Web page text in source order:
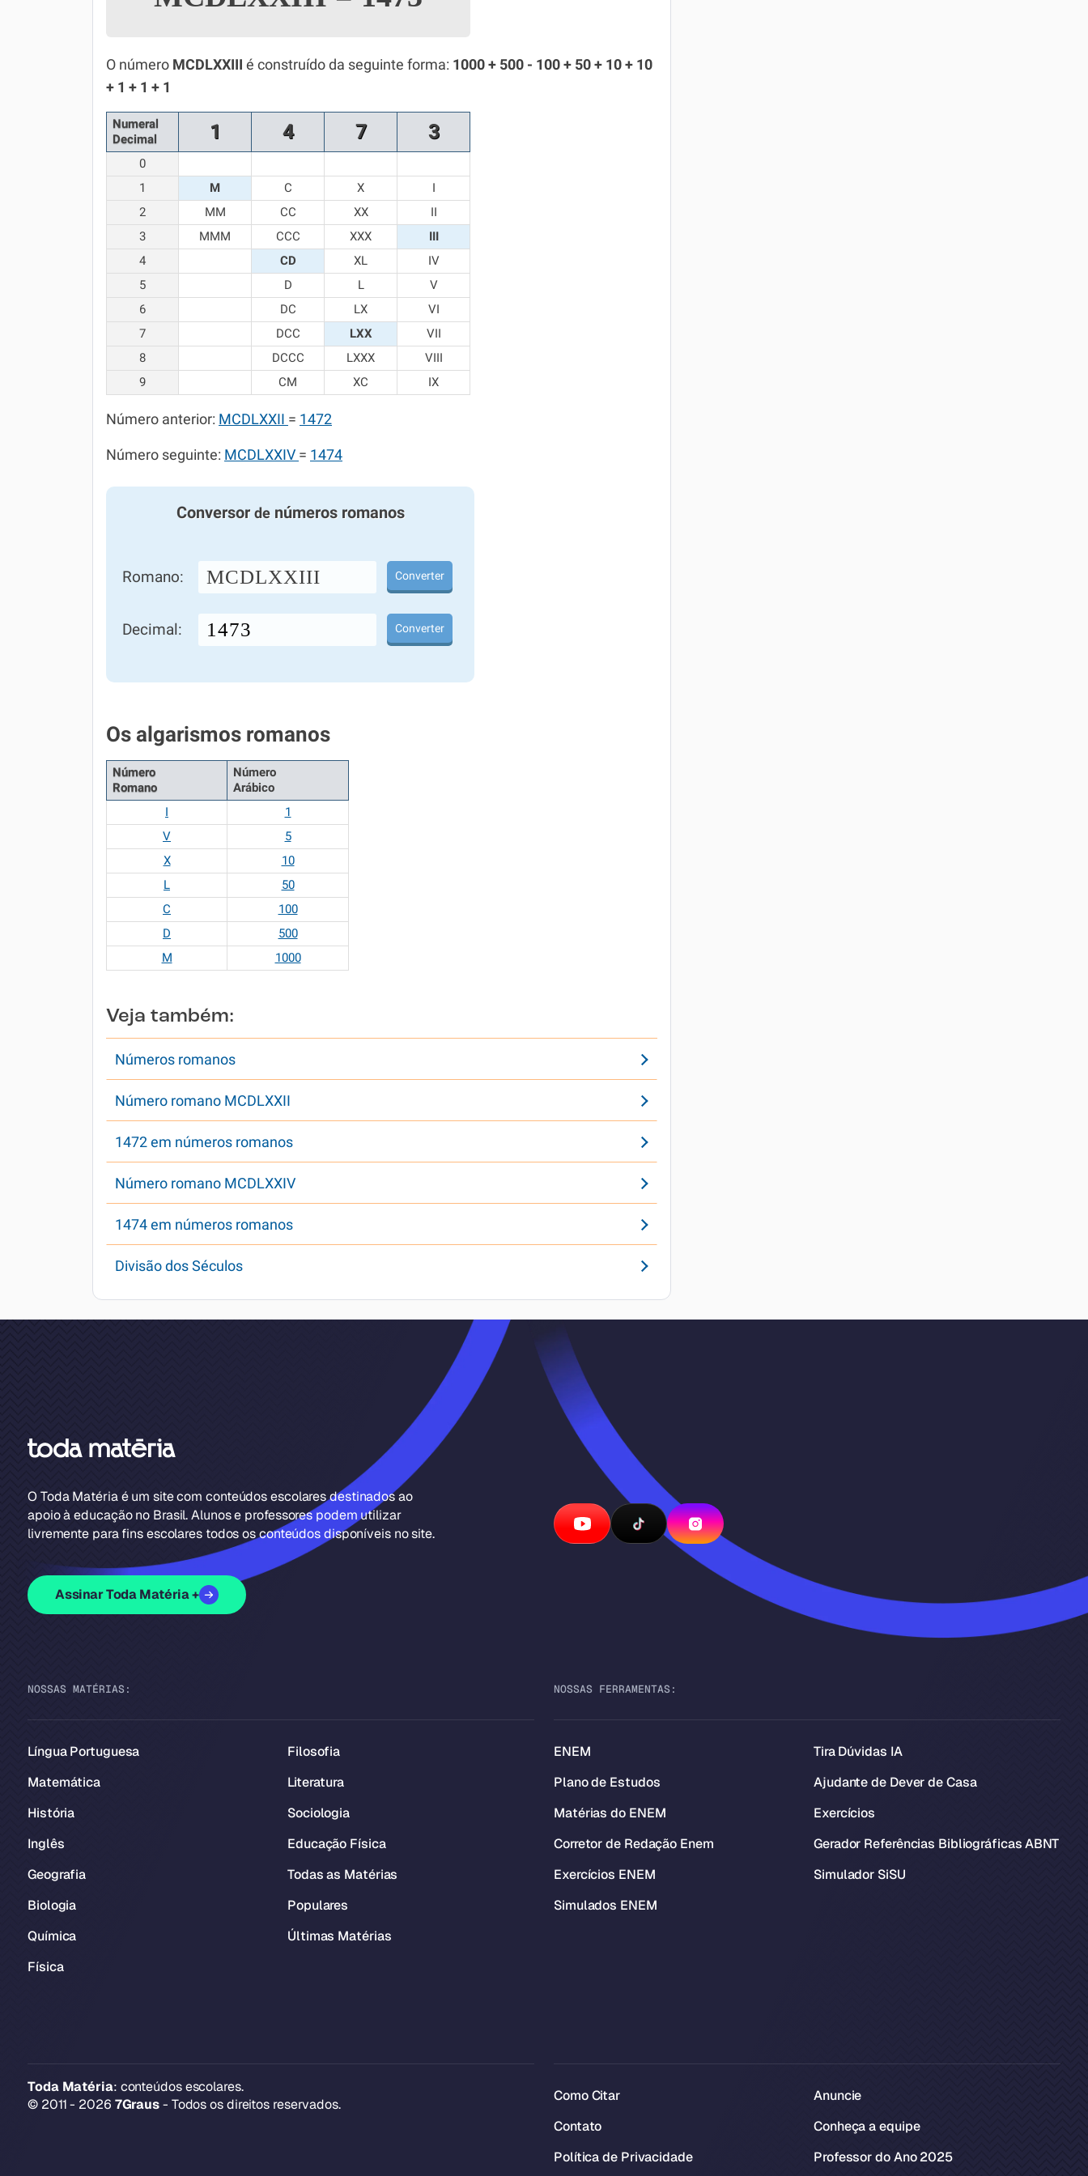
Química
Todos os Exercícios
O número MCDLXXIII é construído da seguinte forma: 1000 + 500 - 100 + 50 + 10 + 10
+ 1 + 1 + 1
Numeral
Decimal
1 4 7 3
0
1
M C X
I
2
MM CC XX
II
3
MMM CCC XXX
III
4
CD XL
IV
5
D L
V
6
DC LX
VI
7
DCC LXX
VII
8
DCCC LXXX
VIII
9
CM XC IX
Número anterior: MCDLXXII = 1472
Número seguinte: MCDLXXIV = 1474
Conversor denúmeros romanos
Romano: MCDLXXIII Converter
Decimal: Converter
Os algarismos romanos
Número
Romano
Número
Arábico
I
1
V
5
X
10
L
50
C
100
D
500
M
1000
Veja também:
Números romanos
Número romano MCDLXXII
1472 em números romanos
Número romano MCDLXXIV
1474 em números romanos
Divisão dos Séculos
O Toda Matéria é um site com conteúdos escolares destinados ao
apoio à educação no Brasil. Alunos e professores podem utilizar
livremente para fins escolares todos os conteúdos disponíveis no site.
Assinar Toda Matéria +
NOSSAS MATÉRIAS:
Língua Portuguesa
Matemática
História
Inglês
Geografia
Biologia
Química
Física
Filosofia
Literatura
Sociologia
Educação Física
Todas as Matérias
Populares
Últimas Matérias
NOSSAS FERRAMENTAS:
ENEM
Plano de Estudos
Matérias do ENEM
Corretor de Redação Enem
Exercícios ENEM
Simulados ENEM
Tira Dúvidas IA
Ajudante de Dever de Casa
Exercícios
Gerador Referências Bibliográficas ABNT
Simulador SiSU
Toda Matéria: conteúdos escolares.
© 2011 - 2026 7Graus- Todos os direitos reservados.
Como Citar
Contato
Política de Privacidade
Anuncie
Conheça a equipe
Professor do Ano 2025